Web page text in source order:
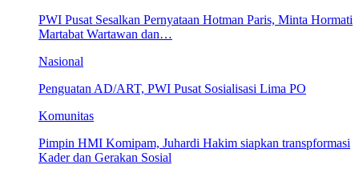
PWI Pusat Sesalkan Pernyataan Hotman Paris, Minta Hormati
Martabat Wartawan dan…
Nasional
Penguatan AD/ART, PWI Pusat Sosialisasi Lima PO
Komunitas
Pimpin HMI Komipam, Juhardi Hakim siapkan transpformasi
Kader dan Gerakan Sosial